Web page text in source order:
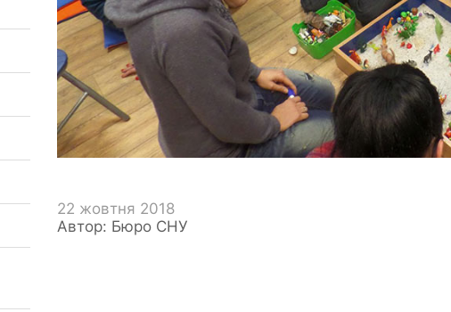
22 жовтня 2018
Автор: Бюро СНУ